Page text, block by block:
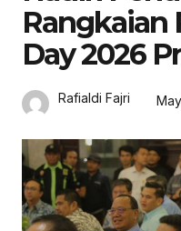
Rangkaian
Day 2026
Rafialdi Fajri